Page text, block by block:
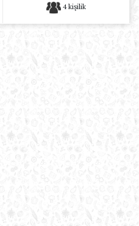
4 kişilik